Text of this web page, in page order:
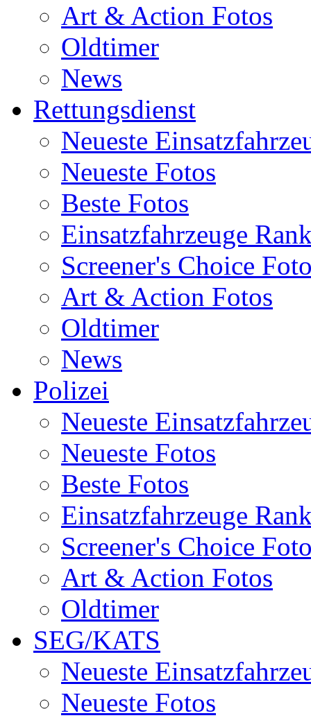
Art & Action Fotos
Oldtimer
News
Rettungsdienst
Neueste
Neueste Fotos
Beste Fotos
Einsatzfahrzeuge
Screener's Choice
Art & Action Fotos
Oldtimer
News
Polizei
Neueste
Neueste Fotos
Beste Fotos
Einsatzfahrzeuge
Screener's Choice
Art & Action Fotos
Oldtimer
SEG/KATS
Neueste
Neueste Fotos